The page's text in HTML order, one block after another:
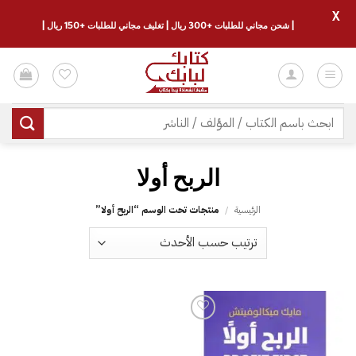
للمحتوى
البحث
عن:
الرئيسية / منتجات تحت الوسم “‎الربح أولا‎”
| شحن مجاني للطلبات +300 ريال | تغليف مجاني للطلبات +150 ريال |
X